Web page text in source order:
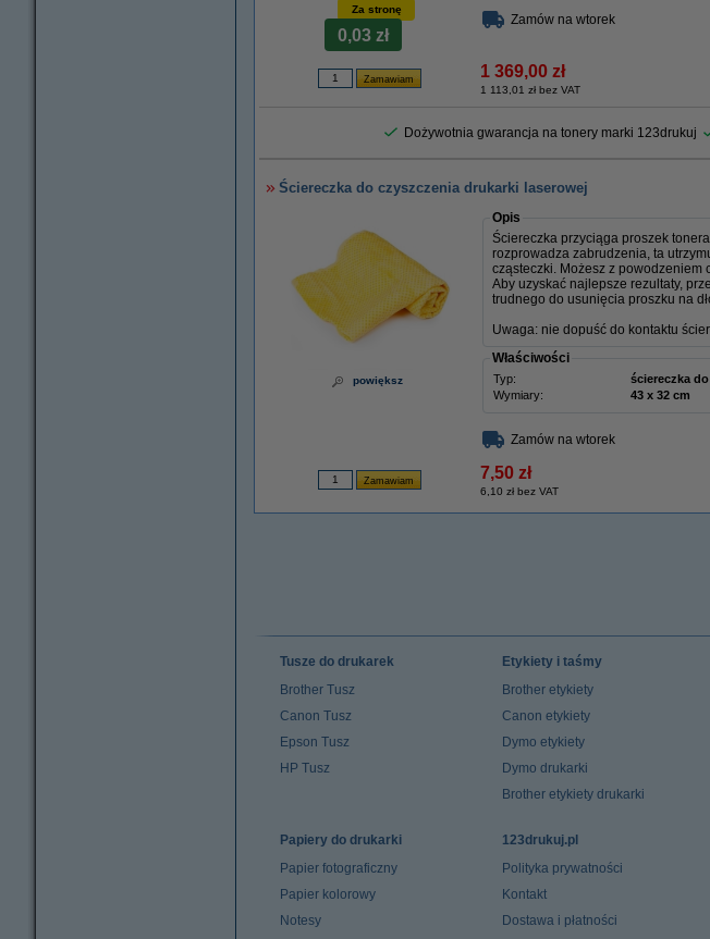
Za stronę
0,03 zł
Zamów na wtorek
1 369,00 zł
1 113,01 zł bez VAT
Dożywotnia gwarancja na tonery marki 123drukuj
Ściereczka do czyszczenia drukarki laserowej
powiększ
Opis
Ściereczka przyciąga proszek
rozprowadza zabrudzenia, ta
cząsteczki. Możesz z powodzeniem
Aby uzyskać najlepsze rezultaty,
trudnego do usunięcia proszku na
Uwaga: nie dopuść do kontaktu
Właściwości
Typ: ściereczka
Wymiary:
43 x 32 cm
Zamów na wtorek
7,50 zł
6,10 zł bez VAT
Tusze do drukarek
Brother Tusz
Canon Tusz
Epson Tusz
HP Tusz
Etykiety i taśmy
Brother etykiety
Canon etykiety
Dymo etykiety
Dymo drukarki
Brother etykiety drukarki
Papiery do drukarki
Papier fotograficzny
Papier kolorowy
Notesy
123drukuj.pl
Polityka prywatności
Kontakt
Dostawa i płatności